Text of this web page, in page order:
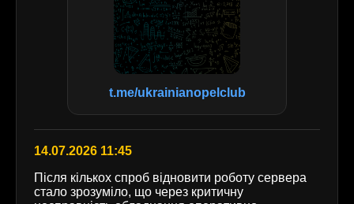
t.me/ukrainianopelclub
14.07.2026 11:45
Після кількох спроб відновити роботу сервера
стало зрозуміло, що через критичну